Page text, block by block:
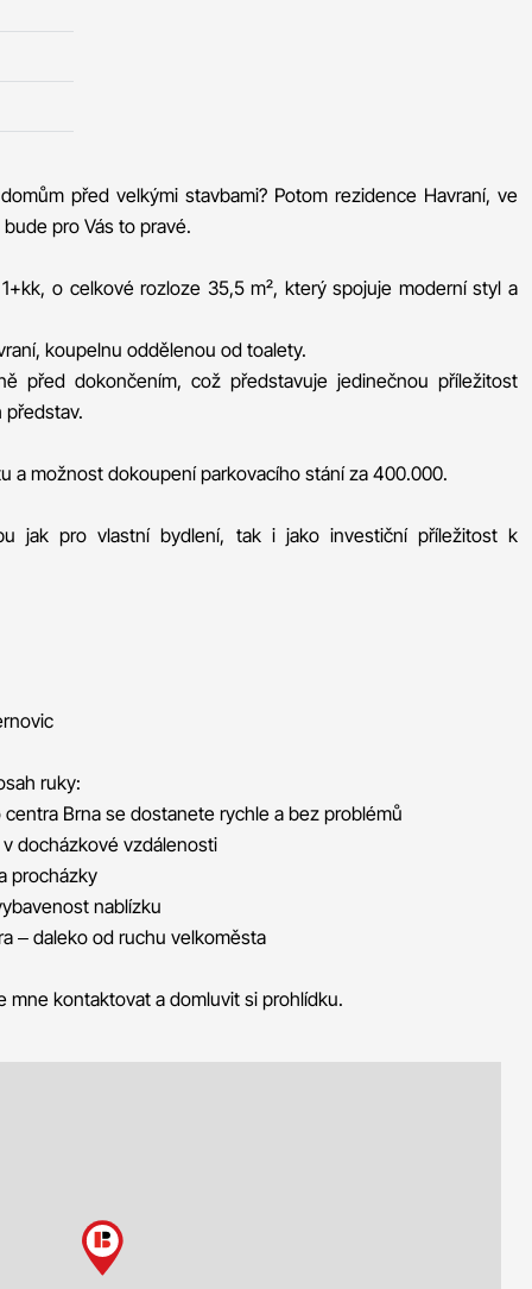
před velkými stavbami? Potom rezidence Havraní, ve
pro Vás to pravé.
o celkové rozloze 35,5 m², který spojuje moderní styl a
koupelnu oddělenou od toalety.
před dokončením, což představuje jedinečnou příležitost
představ.
a možnost dokoupení parkovacího stání za 400.000.
jak pro vlastní bydlení, tak i jako investiční příležitost k
ruky:
Brna se dostanete rychle a bez problémů
docházkové vzdálenosti
procházky
nablízku
– daleko od ruchu velkoměsta
mne kontaktovat a domluvit si prohlídku.